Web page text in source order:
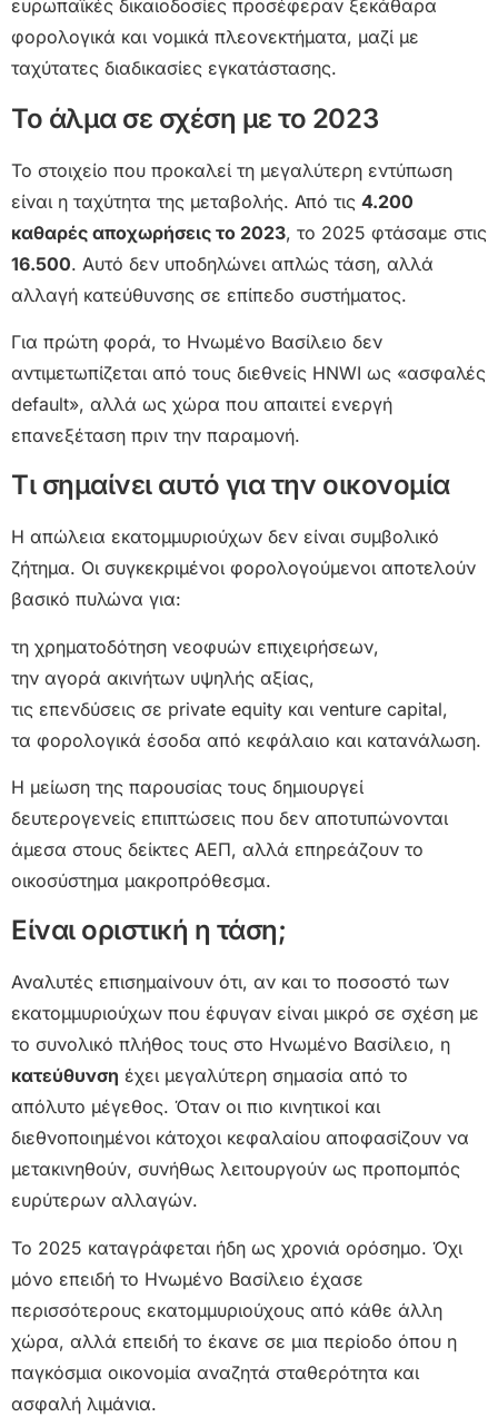
ευρωπαϊκές δικαιοδοσίες προσέφεραν ξεκάθαρα
φορολογικά και νομικά πλεονεκτήματα, μαζί με
ταχύτατες διαδικασίες εγκατάστασης.
Το άλμα σε σχέση με το 2023
Το στοιχείο που προκαλεί τη μεγαλύτερη εντύπωση
είναι η ταχύτητα της μεταβολής. Από τις 4.200
καθαρές αποχωρήσεις το 2023, το 2025 φτάσαμε στις
16.500. Αυτό δεν υποδηλώνει απλώς τάση, αλλά
αλλαγή κατεύθυνσης σε επίπεδο συστήματος.
Για πρώτη φορά, το Ηνωμένο Βασίλειο δεν
αντιμετωπίζεται από τους διεθνείς HNWI ως «ασφαλές
default», αλλά ως χώρα που απαιτεί ενεργή
επανεξέταση πριν την παραμονή.
Τι σημαίνει αυτό για την οικονομία
Η απώλεια εκατομμυριούχων δεν είναι συμβολικό
ζήτημα. Οι συγκεκριμένοι φορολογούμενοι αποτελούν
βασικό πυλώνα για:
τη χρηματοδότηση νεοφυών επιχειρήσεων,
την αγορά ακινήτων υψηλής αξίας,
τις επενδύσεις σε private equity και venture capital,
τα φορολογικά έσοδα από κεφάλαιο και κατανάλωση.
Η μείωση της παρουσίας τους δημιουργεί
δευτερογενείς επιπτώσεις που δεν αποτυπώνονται
άμεσα στους δείκτες ΑΕΠ, αλλά επηρεάζουν το
οικοσύστημα μακροπρόθεσμα.
Είναι οριστική η τάση;
Αναλυτές επισημαίνουν ότι, αν και το ποσοστό των
εκατομμυριούχων που έφυγαν είναι μικρό σε σχέση με
το συνολικό πλήθος τους στο Ηνωμένο Βασίλειο, η
κατεύθυνση έχει μεγαλύτερη σημασία από το
απόλυτο μέγεθος. Όταν οι πιο κινητικοί και
διεθνοποιημένοι κάτοχοι κεφαλαίου αποφασίζουν να
μετακινηθούν, συνήθως λειτουργούν ως προπομπός
ευρύτερων αλλαγών.
Το 2025 καταγράφεται ήδη ως χρονιά ορόσημο. Όχι
μόνο επειδή το Ηνωμένο Βασίλειο έχασε
περισσότερους εκατομμυριούχους από κάθε άλλη
χώρα, αλλά επειδή το έκανε σε μια περίοδο όπου η
παγκόσμια οικονομία αναζητά σταθερότητα και
ασφαλή λιμάνια.